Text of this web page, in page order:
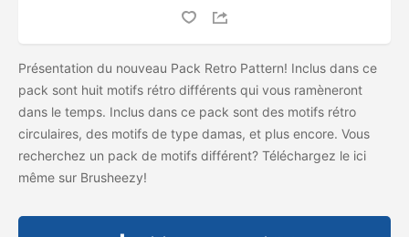
Présentation du nouveau Pack Retro Pattern! Inclus dans ce
pack sont huit motifs rétro différents qui vous ramèneront
dans le temps. Inclus dans ce pack sont des motifs rétro
circulaires, des motifs de type damas, et plus encore. Vous
recherchez un pack de motifs différent? Téléchargez le ici
même sur Brusheezy!